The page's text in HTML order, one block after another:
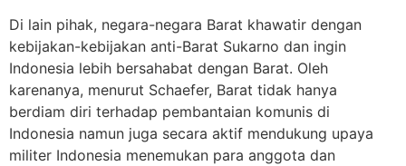
Di lain pihak, negara-negara Barat khawatir dengan
kebijakan-kebijakan anti-Barat Sukarno dan ingin
Indonesia lebih bersahabat dengan Barat. Oleh
karenanya, menurut Schaefer, Barat tidak hanya
berdiam diri terhadap pembantaian komunis di
Indonesia namun juga secara aktif mendukung upaya
militer Indonesia menemukan para anggota dan